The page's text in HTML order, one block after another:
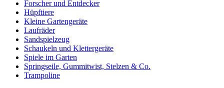
Forscher und Entdecker
Hüpftiere
Kleine Gartengeräte
Laufräder
Sandspielzeug
Schaukeln und Klettergeräte
Spiele im Garten
Springseile, Gummitwist, Stelzen & Co.
Trampoline